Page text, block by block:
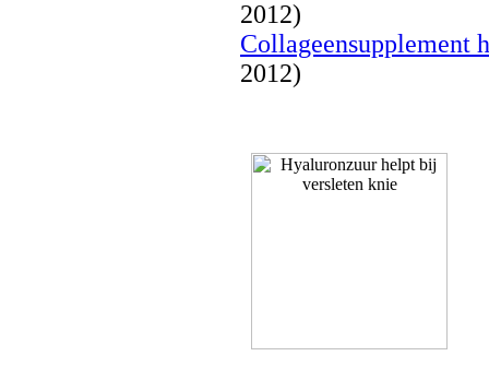
2012)
Collageensupplement
2012)